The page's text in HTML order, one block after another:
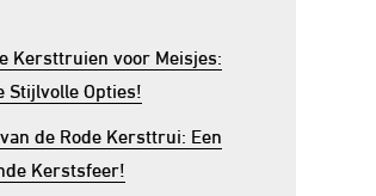
Kersttruien voor Meisjes:
Stijlvolle Opties!
de Rode Kersttrui: Een
Kerstsfeer!